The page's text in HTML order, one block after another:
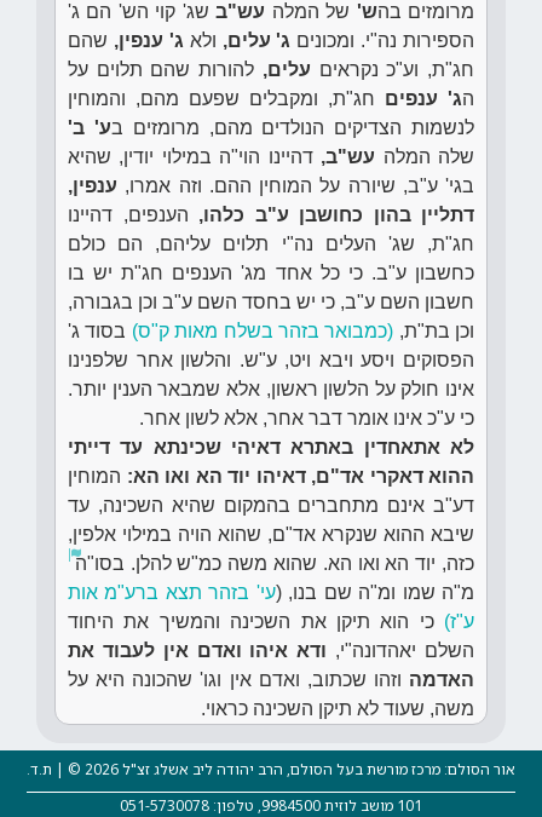
מרומזים בהש' של המלה עש"בשג' קוי הש' הם ג'
הספירות נה"י. ומכונים ג' עלים, ולא ג' ענפין, שהם
חג"ת, וע"כ נקראים עלים, להורות שהם תלוים על
הג' ענפים חג"ת, ומקבלים שפעם מהם, והמוחין
לנשמות הצדיקים הנולדים מהם, מרומזים בע' ב'
שלה המלה עש"ב, דהיינו הוי"ה במילוי יודין, שהיא
בגי' ע"ב, שיורה על המוחין ההם. וזה אמרו, ענפין,
דתליין בהון כחושבן ע"ב כלהו, הענפים, דהיינו
חג"ת, שג' העלים נה"י תלוים עליהם, הם כולם
כחשבון ע"ב. כי כל אחד מג' הענפים חג"ת יש בו
חשבון השם ע"ב, כי יש בחסד השם ע"ב וכן בגבורה,
וכן בת"ת, (כמבואר בזהר בשלח מאות ק"ס) בסוד ג'
הפסוקים ויסע ויבא ויט, ע"ש. והלשון אחר שלפנינו
אינו חולק על הלשון ראשון, אלא שמבאר הענין יותר.
כי ע"כ אינו אומר דבר אחר, אלא לשון אחר.
לא אתאחדין באתרא דאיהי שכינתא עד דייתי
ההוא דאקרי אד"ם, דאיהו יוד הא ואו הא: המוחין
דע"ב אינם מתחברים בהמקום שהיא השכינה, עד
שיבא ההוא שנקרא אד"ם, שהוא הויה במילוי אלפין,
כזה, יוד הא ואו הא. שהוא משה כמ"ש להלן. בסו"ה
מ"ה שמו ומ"ה שם בנו, (עי' בזהר תצא ברע"מ אות
ע"ז) כי הוא תיקן את השכינה והמשיך את היחוד
השלם יאהדונה"י, ודא איהו ואדם אין לעבוד את
האדמה וזהו שכתוב, ואדם אין וגו' שהכונה היא על
משה, שעוד לא תיקן השכינה כראוי.
אור הסולם: מרכז מורשת בעל הסולם, הרב יהודה ליב אשלג זצ"ל 2026 © | ת.ד.
101 מושב לוזית 9984500, טלפון: 051-5730078